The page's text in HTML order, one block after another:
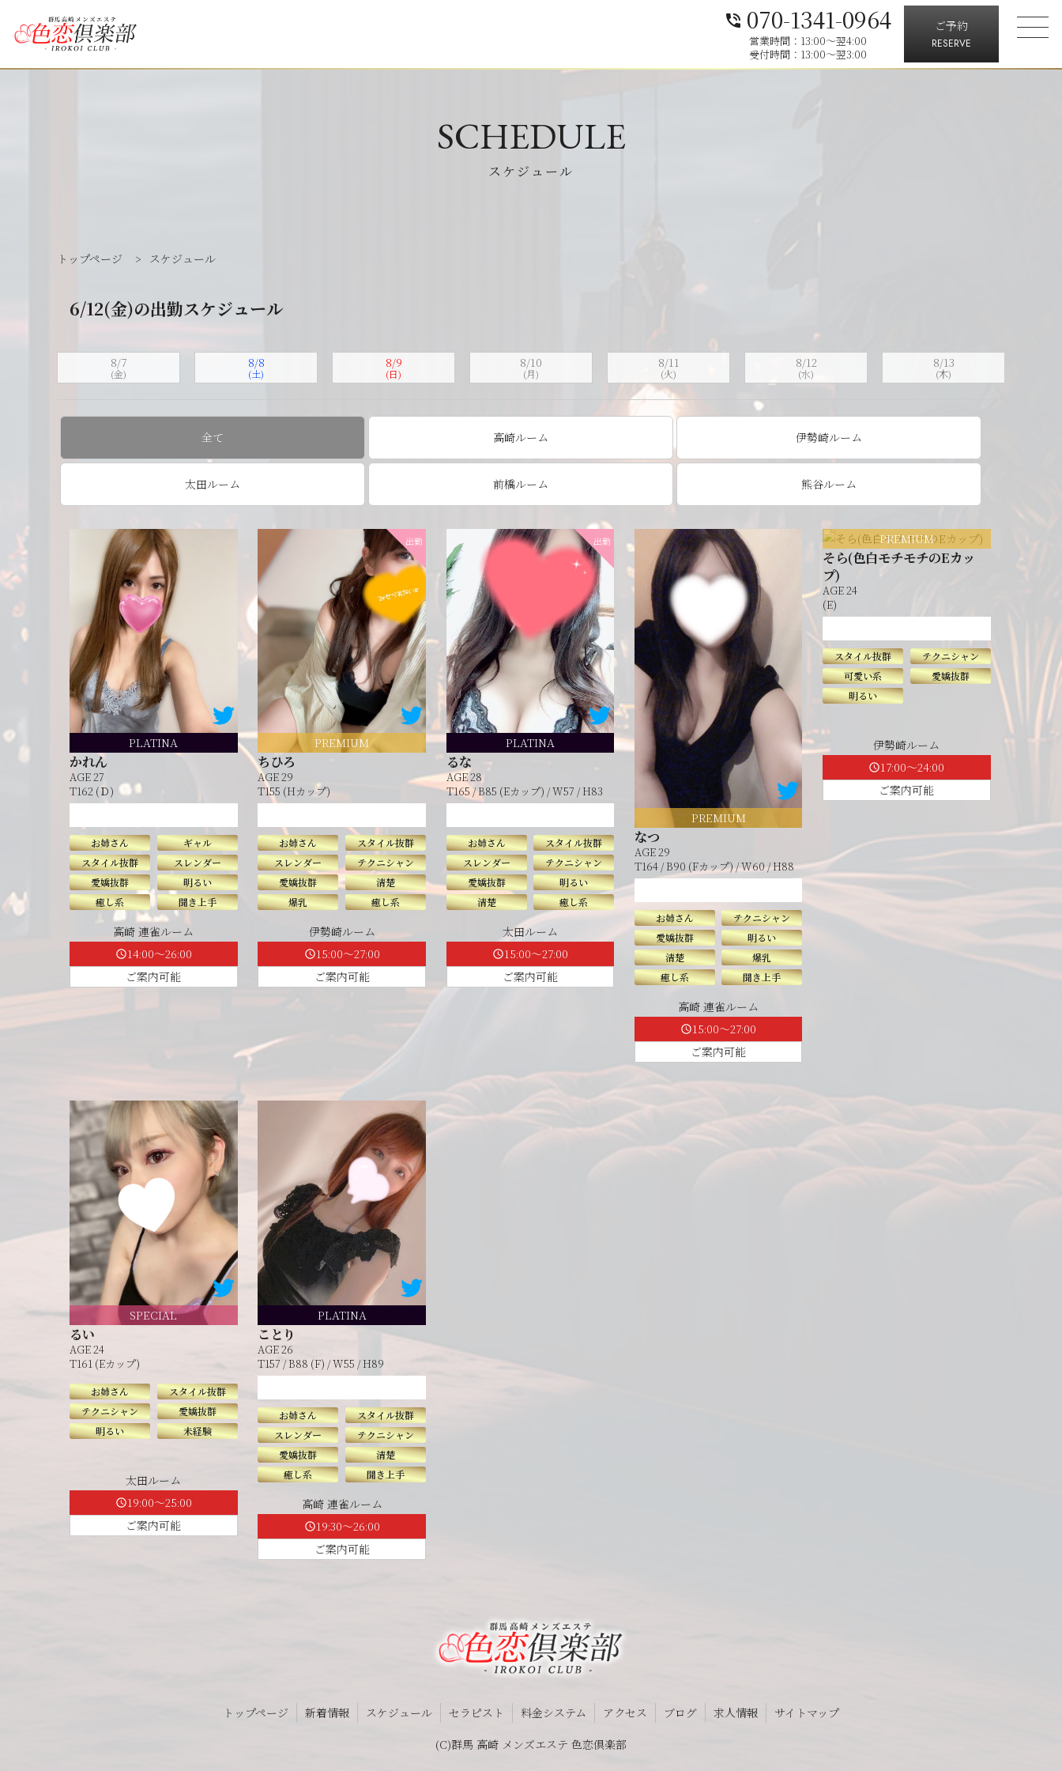
phone_in_talk 070-1341-0964
営業時間：13:00～翌4:00
受付時間：13:00～翌3:00
ご予約
RESERVE
スケジュール
SCHEDULE
トップページ > スケジュール
6/12(金)の出勤スケジュール
8/7
(金)
8/8
(土)
8/9
(日)
8/10
(月)
8/11
(火)
8/12
(水)
8/13
(木)
全て 高崎ルーム 伊勢崎ルーム
太田ルーム 前橋ルーム 熊谷ルーム
PLATINA
かれん
AGE 27
T162 (Ｄ)
お姉さん
ギャル
スタイル抜群
スレンダー
愛嬌抜群
明るい
癒し系
聞き上手
高崎 連雀ルーム
schedule14:00～26:00
ご案内可能
出勤
PREMIUM
ちひろ
AGE 29
T155 (Hカップ)
お姉さん
スタイル抜群
スレンダー
テクニシャン
愛嬌抜群
清楚
爆乳
癒し系
伊勢崎ルーム
schedule15:00～27:00
ご案内可能
出勤
PLATINA
るな
AGE 28
T165 / B85 (Eカップ) / W57 / H83
お姉さん
スタイル抜群
スレンダー
テクニシャン
愛嬌抜群
明るい
清楚
癒し系
太田ルーム
schedule15:00～27:00
ご案内可能
PREMIUM
なつ
AGE 29
T164 / B90 (Fカップ) / W60 / H88
お姉さん
テクニシャン
愛嬌抜群
明るい
清楚
爆乳
癒し系
聞き上手
高崎 連雀ルーム
schedule15:00～27:00
ご案内可能
PREMIUM
そら(色白モチモチのEカッ
プ)
AGE 24
(E)
スタイル抜群
テクニシャン
可愛い系
愛嬌抜群
明るい
伊勢崎ルーム
schedule17:00～24:00
ご案内可能
SPECIAL
るい
AGE 24
T161 (Eカップ)
お姉さん
スタイル抜群
テクニシャン
愛嬌抜群
明るい
未経験
太田ルーム
schedule19:00～25:00
ご案内可能
PLATINA
ことり
AGE 26
T157 / B88 (F) / W55 / H89
お姉さん
スタイル抜群
スレンダー
テクニシャン
愛嬌抜群
清楚
癒し系
聞き上手
高崎 連雀ルーム
schedule19:30～26:00
ご案内可能
トップページ 新着情報 スケジュール セラピスト 料金システム アクセス ブログ 求人情報
サイトマップ
(C)群馬 高崎 メンズエステ 色恋倶楽部